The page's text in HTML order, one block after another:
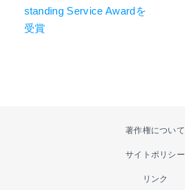
standing Service Awardを
受賞
著作権について
サイトポリシー
リンク